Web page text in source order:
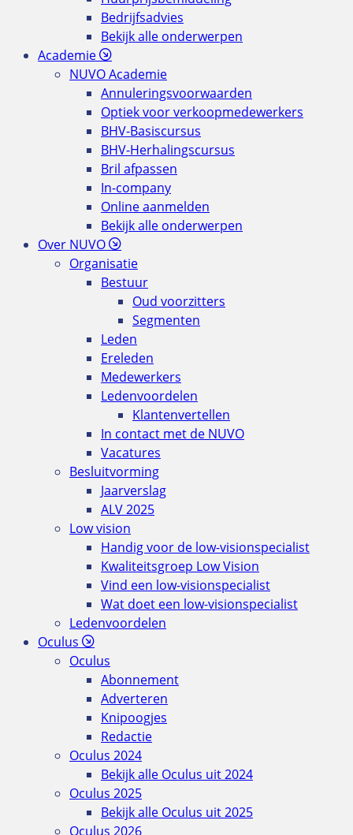
Bedrijfsadvies
Bekijk alle onderwerpen
Academie
NUVO Academie
Annuleringsvoorwaarden
Optiek voor verkoopmedewerkers
BHV-Basiscursus
BHV-Herhalingscursus
Bril afpassen
In-company
Online aanmelden
Bekijk alle onderwerpen
Over NUVO
Organisatie
Bestuur
Oud voorzitters
Segmenten
Leden
Ereleden
Medewerkers
Ledenvoordelen
Klantenvertellen
In contact met de NUVO
Vacatures
Besluitvorming
Jaarverslag
ALV 2025
Low vision
Handig voor de low-visionspecialist
Kwaliteitsgroep Low Vision
Vind een low-visionspecialist
Wat doet een low-visionspecialist
Ledenvoordelen
Oculus
Oculus
Abonnement
Adverteren
Knipoogjes
Redactie
Oculus 2024
Bekijk alle Oculus uit 2024
Oculus 2025
Bekijk alle Oculus uit 2025
Oculus 2026